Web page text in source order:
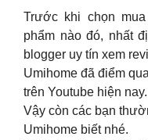
Trước khi chọn
phẩm nào đó, nhất
blogger uy tín xem
Umihome đã điểm
trên Youtube hiện nay.
Vậy còn các bạn
Umihome biết nhé.